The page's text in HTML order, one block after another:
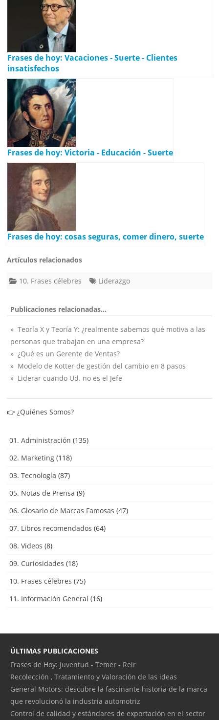
Frases de hoy: Vacaciones - Suerte - Clientes
insatisfechos
Frases de hoy: Victoria - Educación - Suerte
Frases de hoy: cosas seguras, comer dinero, suerte
Artículos relacionados
10. Frases célebres Liderazgo
Publicaciones relacionadas...
» Teoría X y Teoría Y: ¿realmente sabemos qué motiva a las
personas que trabajan en una empresa?
» ¿Qué es un Gerente de Ventas?
» Modelo de Kotter de gestión del cambio en 8 pasos
» Liderar cuando Ud. no es el Jefe
👉 ¿Quiénes Somos?
01. Administración (135)
02. Marketing (118)
03. Tecnología (87)
05. Notas de Prensa (9)
06. Glosario de Marcas Famosas (47)
07. Libros recomendados (64)
08. Videos (8)
09. Curiosidades (18)
10. Frases célebres (75)
11. Información General (16)
ÚLTIMAS PUBLICACIONES
Frases de Hoy: Juventud - Temer - Reir
Recolección , Tratamiento y Valoración de las ideas
General Motors: descubre la fascinante historia de la marca
que revolucionó la industria automotriz
Control de calidad y estándares de exportación en el sector